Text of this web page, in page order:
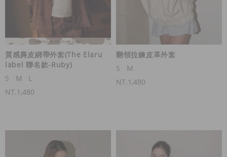
質感麂皮綁帶外套(The Elaru
label 聯名款-Ruby)
S
M
L
NT.1,480
翻領拉鍊皮革外套
S
M
NT.1,480